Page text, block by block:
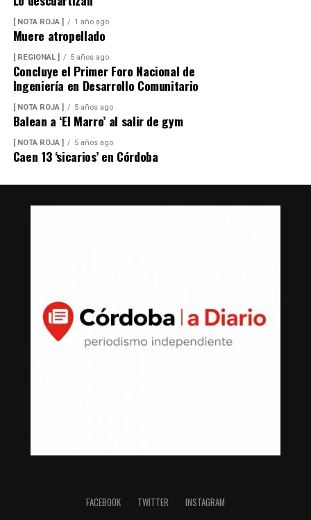
[ NOTA ROJA ] 1 año ago
Muere atropellado
[ REGIONAL ] 5 años ago
Concluye el Primer Foro Nacional de
Ingeniería en Desarrollo Comunitario
[ NOTA ROJA ] 5 años ago
Balean a ‘El Marro’ al salir de gym
[ NOTA ROJA ] 5 años ago
Caen 13 ‘sicarios’ en Córdoba
FACEBOOK TWITTER INSTAGRAM